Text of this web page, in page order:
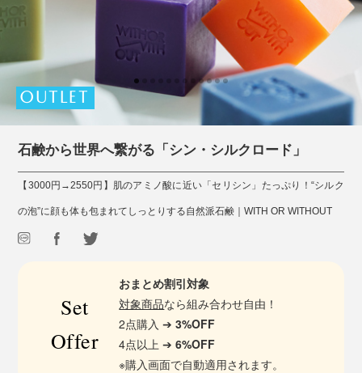
OUTLET
石鹸から世界へ繋がる「シン・シルクロード」
【3000円→2550円】肌のアミノ酸に近い「セリシン」たっぷり！“シルク
の泡”に顔も体も包まれてしっとりする自然派石鹸｜WITH OR WITHOUT
Set
Offer
おまとめ割引対象
対象商品なら組み合わせ自由！
2点購入 ➔3%OFF
4点以上 ➔6%OFF
※購入画面で自動適用されます。